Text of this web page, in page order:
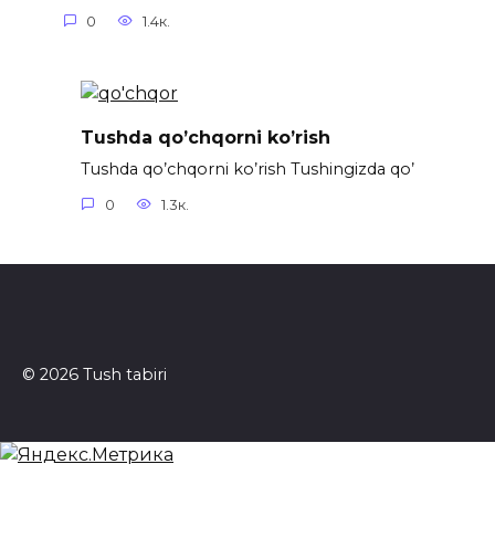
0 1.4к.
Tushda qo’chqorni ko’rish
Tushda qo’chqorni ko’rish Tushingizda qo’
0 1.3к.
© 2026 Tush tabiri